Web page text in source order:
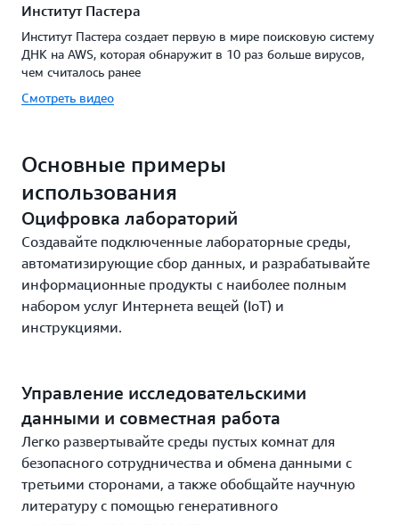
Институт Пастера
Институт Пастера создает первую в мире поисковую систему
ДНК на AWS, которая обнаружит в 10 раз больше вирусов,
чем считалось ранее
Смотреть видео
Основные примеры
использования
Оцифровка лабораторий
Создавайте подключенные лабораторные среды,
автоматизирующие сбор данных, и разрабатывайте
информационные продукты с наиболее полным
набором услуг Интернета вещей (IoT) и
инструкциями.
Управление исследовательскими
данными и совместная работа
Легко развертывайте среды пустых комнат для
безопасного сотрудничества и обмена данными с
третьими сторонами, а также обобщайте научную
литературу с помощью генеративного